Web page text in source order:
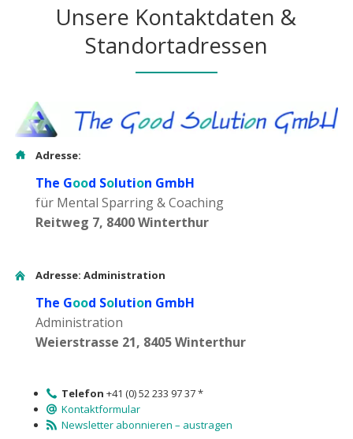
Unsere Kontaktdaten &
Standortadressen
Adresse:
The Good Solution GmbH
für Mental Sparring & Coaching
Reitweg 7, 8400 Winterthur
Adresse: Administration
The Good Solution GmbH
Administration
Weierstrasse 21, 8405 Winterthur
Telefon +41 (0) 52 233 97 37 *
Kontaktformular
Newsletter abonnieren – austragen